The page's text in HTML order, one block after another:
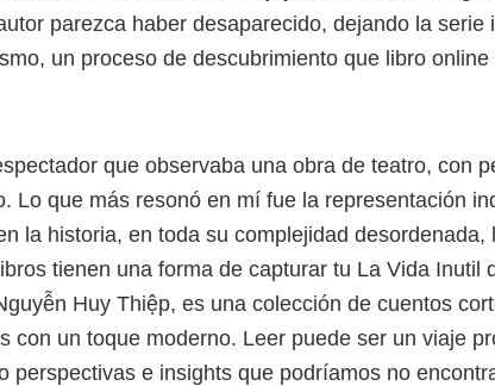
parezca haber desaparecido, dejando la serie
un proceso de descubrimiento que libro
que observaba una obra de teatro, con
Lo que más resonó en mí fue la representación
la historia, en toda su complejidad desordenada,
tienen una forma de capturar tu La Vida Inutil
Huy Thiệp, es una colección de cuentos
con un toque moderno. Leer puede ser un viaje
perspectivas e insights que podríamos no